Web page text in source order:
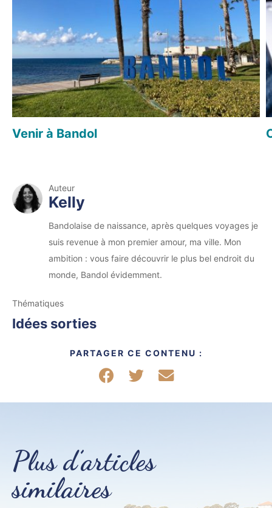
Venir à Bandol
Auteur
Kelly
Bandolaise de naissance, après quelques voyages je
suis revenue à mon premier amour, ma ville. Mon
ambition : vous faire découvrir le plus bel endroit du
monde, Bandol évidemment.
Thématiques
Idées sorties
PARTAGER CE CONTENU :
Partager sur Facebook
Partager sur Twitter
Partager par mail
Plus d’articles
similaires